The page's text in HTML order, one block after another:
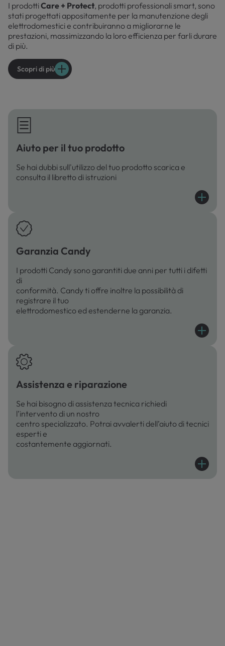
I prodottiCare + Protect, prodotti professionali smart, sono
stati progettati appositamente per la manutenzione degli
elettrodomestici e contribuiranno a migliorarne le
prestazioni, massimizzando la loro efficienza per farli durare
di più.
Scopri di più
Aiuto per il tuo prodotto
Se hai dubbi sull'utilizzo del tuo prodotto scarica e
consulta il libretto di istruzioni
Garanzia Candy
I prodotti Candy sono garantiti due anni per tutti i difetti
di
conformità. Candy ti offre inoltre la possibilità di
registrare il tuo
elettrodomestico ed estenderne la garanzia.
Assistenza e riparazione
Se hai bisogno di assistenza tecnica richiedi
l’intervento di un nostro
centro specializzato. Potrai avvalerti dell’aiuto di tecnici
esperti e
costantemente aggiornati.